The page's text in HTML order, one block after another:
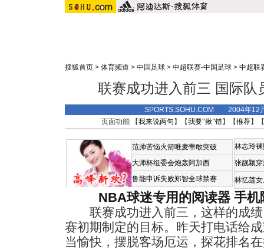
搜狐首页 > 体育频道 > 中国足球 > 中超联赛-中国足球 > 中超联
联赛成功进入前三 国际队
SPORTS.SOHU.COM 2004年12
页面功能 【我来说两句 】【我要“揪”错】【推荐】
范帅苦恼火箭唯麦蒂敢突破
大师杯组委会炮轰阿加西
鲁能申诉失败郑智全球禁赛
林志玲
张靓颖
林忆莲
NBA球迷专用的阅读器 手机
联赛成功进入前三，这样的成绩
赛初期制定的目标。昨天打电话给
当愉快，摆脱客场厄运，探花排名